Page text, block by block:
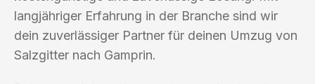
langjähriger Erfahrung in der Branche sind wir
dein zuverlässiger Partner für deinen Umzug von
Salzgitter nach Gamprin.